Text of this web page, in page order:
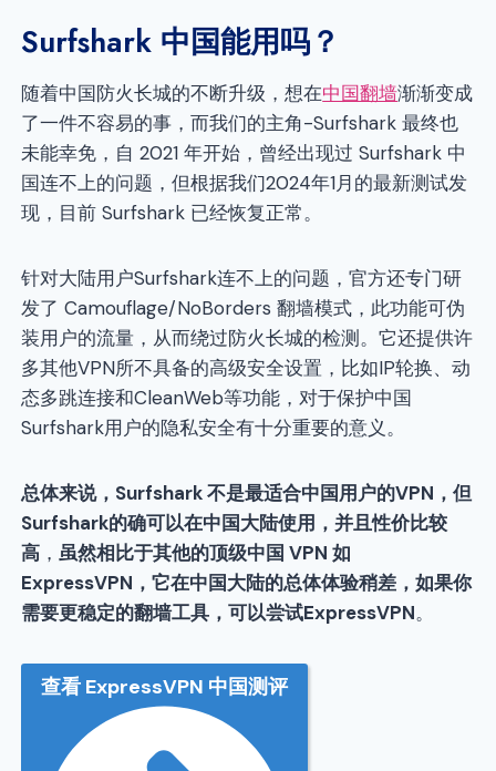
Surfshark 中国能用吗？
随着中国防火长城的不断升级，想在中国翻墙渐渐变成
了一件不容易的事，而我们的主角-Surfshark 最终也
未能幸免，自 2021 年开始，曾经出现过 Surfshark 中
国连不上的问题，但根据我们2024年1月的最新测试发
现，目前 Surfshark 已经恢复正常。
针对大陆用户Surfshark连不上的问题，官方还专门研
发了 Camouflage/NoBorders 翻墙模式，此功能可伪
装用户的流量，从而绕过防火长城的检测。它还提供许
多其他VPN所不具备的高级安全设置，比如IP轮换、动
态多跳连接和CleanWeb等功能，对于保护中国
Surfshark用户的隐私安全有十分重要的意义。
总体来说，Surfshark 不是最适合中国用户的VPN，但
Surfshark的确可以在中国大陆使用，并且性价比较
高 ，虽然相比于其他的顶级中国 VPN 如
ExpressVPN，它在中国大陆的总体体验稍差，如果你
需要更稳定的翻墙工具，可以尝试ExpressVPN。
查看 ExpressVPN 中国测评